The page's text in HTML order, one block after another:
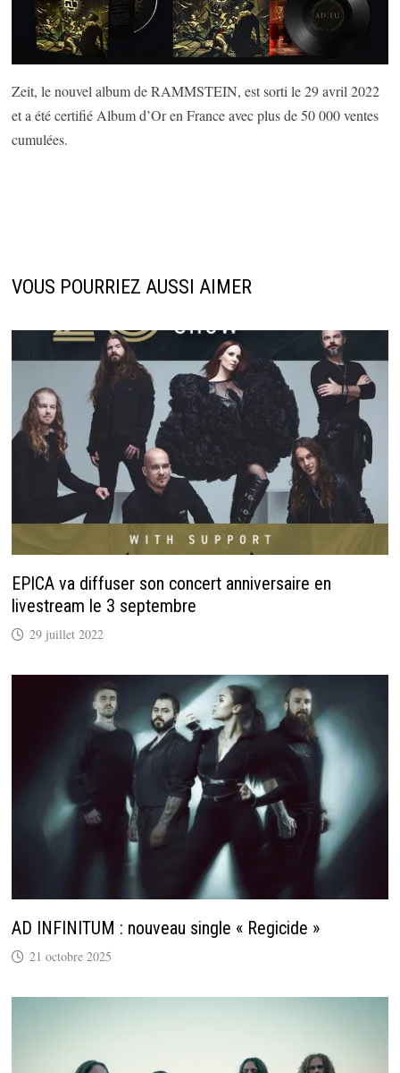
Zeit, le nouvel album de RAMMSTEIN, est sorti le 29 avril 2022
et a été certifié Album d’Or en France avec plus de 50 000 ventes
cumulées.
VOUS POURRIEZ AUSSI AIMER
EPICA va diffuser son concert anniversaire en
livestream le 3 septembre
29 juillet 2022
AD INFINITUM : nouveau single « Regicide »
21 octobre 2025